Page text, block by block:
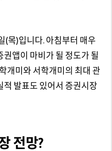
(목)입니다. 아침부터 매우
앱이 마비가 될 정도가 될
개미와 서학개미의 최대 관
적 발표도 있어서 증권시장
전망?